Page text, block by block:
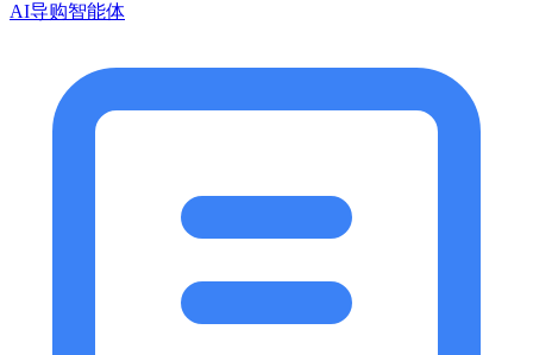
AI导购智能体